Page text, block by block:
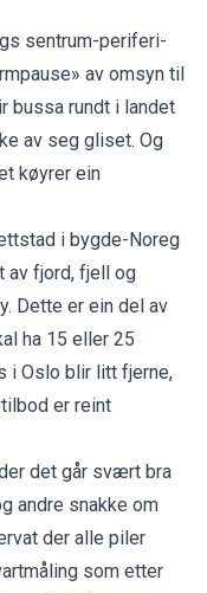
sentrum-periferi-
av omsyn til
bussa rundt i landet
av seg gliset. Og
køyrer ein
i bygde-Noreg
av fjord, fjell og
Dette er ein del av
ha 15 eller 25
i Oslo blir litt fjerne,
er reint
det går svært bra
andre snakke om
der alle piler
som etter